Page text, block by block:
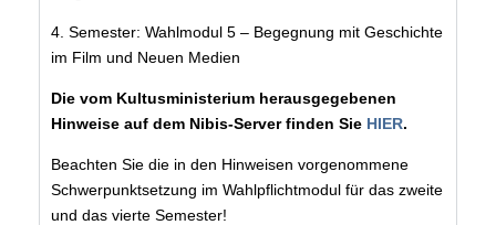
4. Semester: Wahlmodul 5 – Begegnung mit Geschichte
im Film und Neuen Medien
Die vom Kultusministerium herausgegebenen
Hinweise auf dem Nibis-Server finden Sie HIER.
Beachten Sie die in den Hinweisen vorgenommene
Schwerpunktsetzung im Wahlpflichtmodul für das zweite
und das vierte Semester!